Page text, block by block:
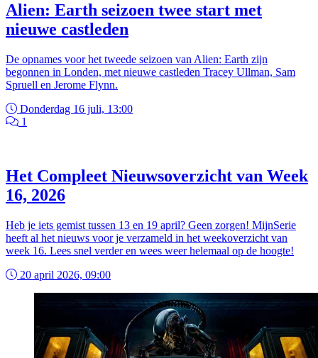
Alien: Earth seizoen twee start met
nieuwe castleden
De opnames voor het tweede seizoen van Alien: Earth zijn
begonnen in Londen, met nieuwe castleden Tracey Ullman, Sam
Spruell en Jerome Flynn.
Donderdag 16 juli, 13:00
1
Het Compleet Nieuwsoverzicht van Week
16, 2026
Heb je iets gemist tussen 13 en 19 april? Geen zorgen! MijnSerie
heeft al het nieuws voor je verzameld in het weekoverzicht van
week 16. Lees snel verder en wees weer helemaal op de hoogte!
20 april 2026, 09:00